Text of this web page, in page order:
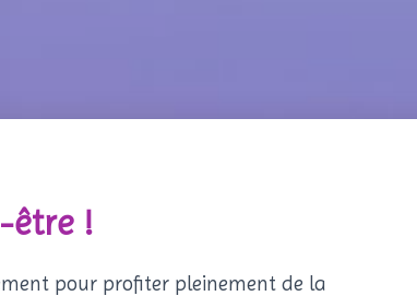
être !
pour profiter pleinement de la